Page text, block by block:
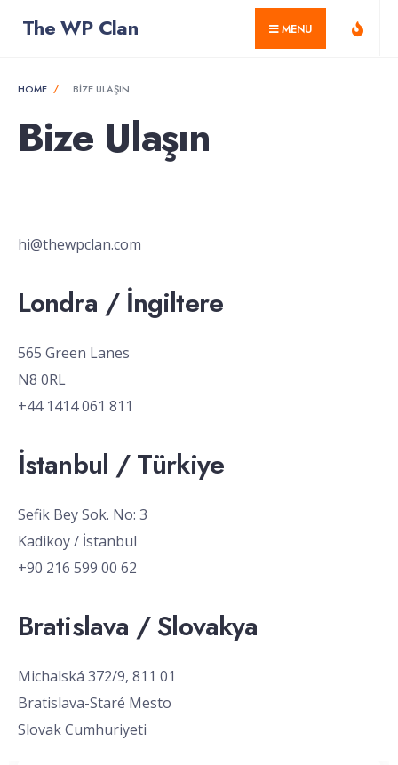
The WP Clan MENU
HOME BIZE ULAŞIN
Bize Ulaşın
hi@thewpclan.com
Londra / İngiltere
565 Green Lanes
N8 0RL
+44 1414 061 811
İstanbul / Türkiye
Sefik Bey Sok. No: 3
Kadikoy / İstanbul
+90 216 599 00 62
Bratislava / Slovakya
Michalská 372/9, 811 01
Bratislava-Staré Mesto
Slovak Cumhuriyeti